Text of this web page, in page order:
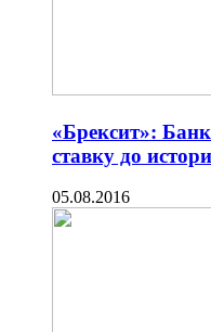
«Брексит»:
ставку до
05.08.2016